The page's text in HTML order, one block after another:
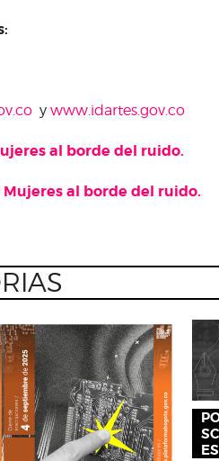
y www.idartes.gov.co
al borde del ruido.
al borde del ruido.